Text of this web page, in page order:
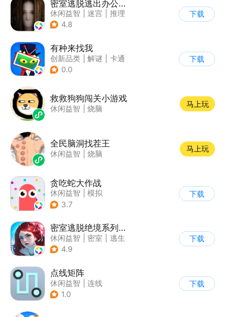
密室逃脱逃出办公室3
休闲益智 迷宫
推理
| 密室逃脱
4.8
下载
有种来找我
创新品类 解谜
卡通
| 休闲益智
0.0
下载
救救狗狗闯关小游戏
休闲益智 烧脑
马上玩
全民脑洞找茬王
休闲益智 烧脑
马上玩
贪吃蛇大作战
休闲益智
模拟
| 贪吃蛇
3.7
下载
密室逃脱绝境系列4迷失森林
休闲益智 密室
逃生
| 密室逃脱
4.9
下载
点线矩阵
休闲益智
连线
1.0
下载